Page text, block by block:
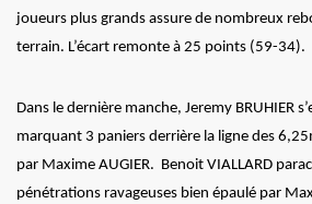
joueurs plus grands assure de nombreux
terrain. L’écart remonte à 25 points (59-34).
Dans le dernière manche, Jeremy BRUHIER
marquant 3 paniers derrière la ligne des
par Maxime AUGIER. Benoit VIALLARD
pénétrations ravageuses bien épaulé par